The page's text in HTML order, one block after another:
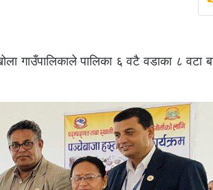
गाउँपालिकाले पालिका ६ वटै वडाका ८ वटा